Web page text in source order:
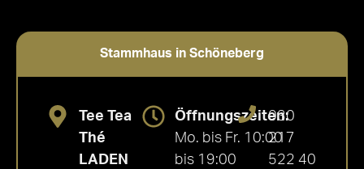
Stammhaus in Schöneberg
Tee Tea
Thé
LADEN
Öffnungszeiten:
Mo. bis Fr. 10:00
bis 19:00
030
217
522 40